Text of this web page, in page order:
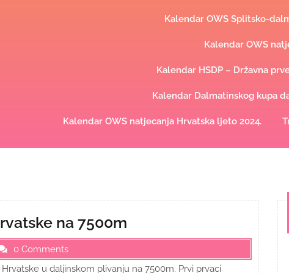
Kalendar OWS Splitsko-
Kalendar OWS
Kalendar HSDP – Državna
Kalendar Dalmatinskog kupa
Kalendar OWS natjecanja Hrvatska ljeto 2024.
na 7500m
0 Comments
u daljinskom plivanju na 7500m. Prvi prvaci